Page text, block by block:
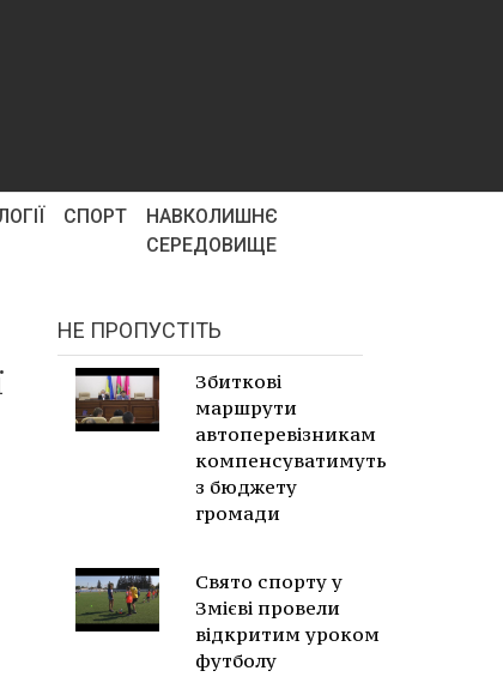
СПОРТ
НАВКОЛИШНЄ
СЕРЕДОВИЩЕ
НЕ ПРОПУСТІТЬ
Збиткові
маршрути
автоперевізникам
компенсуватимуть
з бюджету
громади
Свято спорту у
Змієві провели
відкритим уроком
футболу